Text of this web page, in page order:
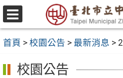
跳
至
要
內
容
選
單
首頁 > 校園公告 > 最新消息 >
校園公告